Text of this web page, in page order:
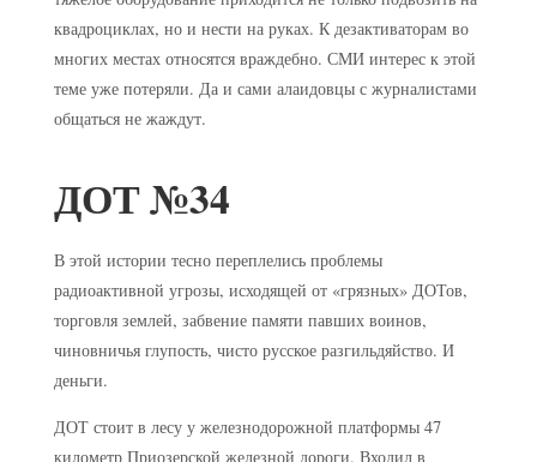
квадроциклах, но и нести на руках. К дезактиваторам во
многих местах относятся враждебно. СМИ интерес к этой
теме уже потеряли. Да и сами алаидовцы с журналистами
общаться не жаждут.
ДОТ №34
В этой истории тесно переплелись проблемы
радиоактивной угрозы, исходящей от «грязных» ДОТов,
торговля землей, забвение памяти павших воинов,
чиновничья глупость, чисто русское разгильдяйство. И
деньги.
ДОТ стоит в лесу у железнодорожной платформы 47
километр Приозерской железной дороги. Входил в